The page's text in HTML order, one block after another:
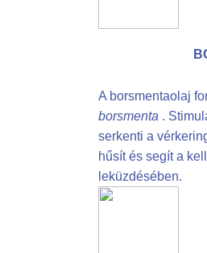
A borsmentaolaj
borsmenta .
serkenti a
hűsít és segít a
leküzdésében.